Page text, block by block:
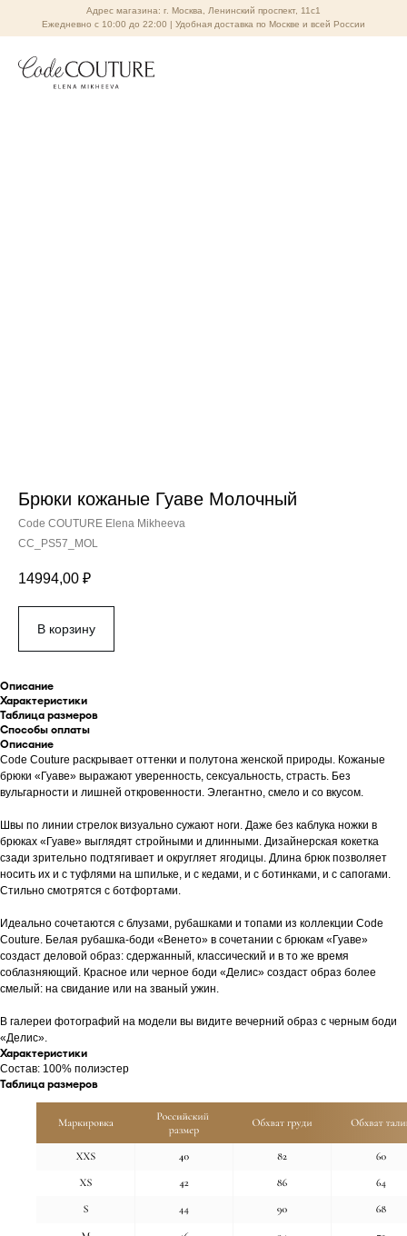
Адрес магазина: г. Москва, Ленинский проспект, 11с1
Ежедневно с 10:00 до 22:00 | Удобная доставка по Москве и всей России
Брюки кожаные Гуаве Молочный
Code COUTURE Elena Mikheeva
CC_PS57_MOL
14994,00 ₽
В корзину
Описание
Характеристики
Таблица размеров
Способы оплаты
Описание
Code Couture раскрывает оттенки и полутона женской природы. Кожаные
брюки «Гуаве» выражают уверенность, сексуальность, страсть. Без
вульгарности и лишней откровенности. Элегантно, смело и со вкусом.
Швы по линии стрелок визуально сужают ноги. Даже без каблука ножки в
брюках «Гуаве» выглядят стройными и длинными. Дизайнерская кокетка
сзади зрительно подтягивает и округляет ягодицы. Длина брюк позволяет
носить их и с туфлями на шпильке, и с кедами, и с ботинками, и с сапогами.
Стильно смотрятся с ботфортами.
Идеально сочетаются с блузами, рубашками и топами из коллекции Code
Couture. Белая рубашка-боди «Венето» в сочетании с брюкам «Гуаве»
создаст деловой образ: сдержанный, классический и в то же время
соблазняющий. Красное или черное боди «Делис» создаст образ более
смелый: на свидание или на званый ужин.
В галереи фотографий на модели вы видите вечерний образ с черным боди
«Делис».
Характеристики
Cостав: 100% полиэстер
Таблица размеров